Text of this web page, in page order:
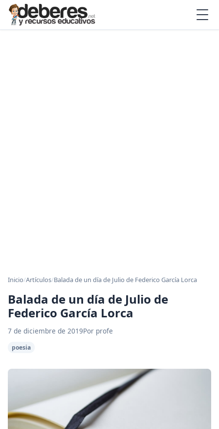
Inicio/Artículos/Balada de un día de Julio de Federico García Lorca
Balada de un día de Julio de
Federico García Lorca
7 de diciembre de 2019Por profe
poesia